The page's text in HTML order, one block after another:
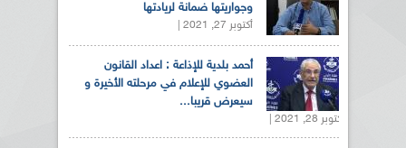
وجواريتها ضمانة لريادتها
أكتوبر 27, 2021 |
أحمد بلدية للإذاعة : اعداد القانون
العضوي للإعلام في مرحلته الأخيرة و
سيعرض قريبا...
أكتوبر 28, 2021 |